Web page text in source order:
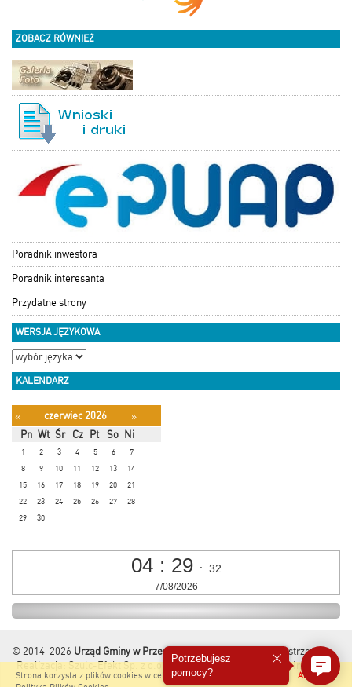
ZOBACZ RÓWNIEŻ
Poradnik inwestora
Poradnik interesanta
Przydatne strony
WERSJA JĘZYKOWA
KALENDARZ
« czerwiec 2026
»
Pn Wt Śr Cz Pt So Ni
1 2 3 4 5 6
7
8
9 10 11 12 13
14
15
16 17 18 19 20
21
22
23 24 25 26 27
28
29
30
04 : 29 : 32
7/08/2026
Akceptuję
Strona korzysta z plików cookies w celu realizacji usług i zgodnie z
© 2014-2026 Urząd Gminy w Przesmykach
Wszelkie Prawa Zastrzeżone.
Realizacja:Szulc-Efekt Sp. z o.o. & www.gmina.pl Marcom Interactive
Potrzebujesz
pomocy?